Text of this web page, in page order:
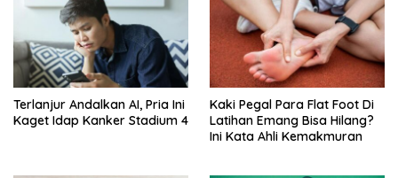
Terlanjur Andalkan AI, Pria Ini
Kaget Idap Kanker Stadium 4
Kaki Pegal Para Flat Foot Di
Latihan Emang Bisa Hilang?
Ini Kata Ahli Kemakmuran